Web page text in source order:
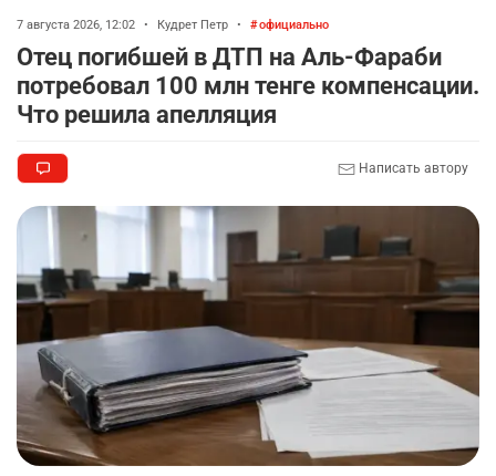
7 августа 2026, 12:02 • Кудрет Петр • официально
Отец погибшей в ДТП на Аль-Фараби
потребовал 100 млн тенге компенсации.
Что решила апелляция
Написать автору